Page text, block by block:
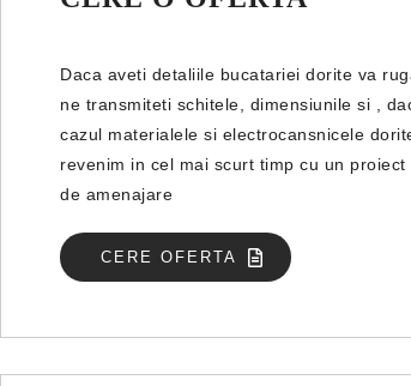
Daca aveti detaliile bucatariei dorite va
ne transmiteti schitele, dimensiunile si ,
cazul materialele si electrocansnicele
revenim in cel mai scurt timp cu un proiect
de amenajare
CERE OFERTA